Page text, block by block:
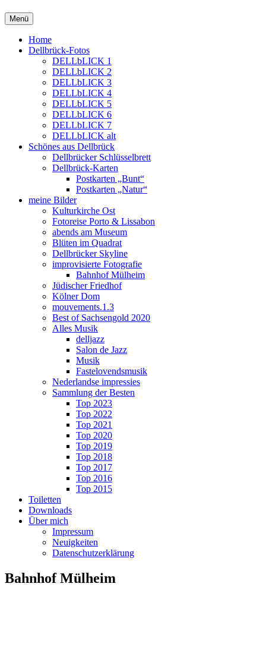
Springe
zum
Inhalt
Menü
Home
Dellbrück-Fotos
DELLbLICK 1
DELLbLICK 2
DELLbLICK 3
DELLbLICK 4
DELLbLICK 5
DELLbLICK 6
DELLbLICK 7
DELLbLICK alt
Schönes aus Dellbrück
Dellbrücker Schlüsselbrett
Dellbrück-Karten
Postkarten „Bunt“
Postkarten „Natur“
meine Bilder
Kulturkirche Ost
Fotoreise Porto & Lissabon
abends am Museum
Blüten im Quadrat
Dellbrücker Skyline
improvisierte Fotografie
Bahnhof Mülheim
Jüdischer Friedhof
Kölner Dom
mouvements.1.3
Best of Sachsengold 2020
Alles Musik
delljazz
Salon de Jazz
Musik
Fastelovendsmusik
Nederlandse impressies
Sammlung der Besten
Top 2023
Top 2022
Top 2021
Top 2020
Top 2019
Top 2018
Top 2017
Top 2016
Top 2015
Toiletten
Downloads
Über mich
Impressum
Neuigkeiten
Datenschutzerklärung
Bahnhof Mülheim